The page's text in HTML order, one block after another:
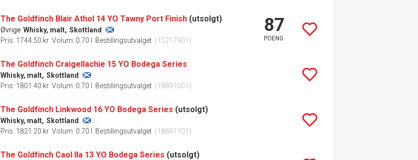
The Goldfinch Blair Athol 14 YO Tawny Port Finish (utsolgt)
Øvrige Whisky, malt, Skottland
Pris: 1744.50 kr Volum: 0.70 l Bestillingsutvalget (15217901)
87
POENG
The Goldfinch Craigellachie 15 YO Bodega Series
Whisky, malt, Skottland
Pris: 1801.40 kr Volum: 0.70 l Bestillingsutvalget (18891001)
The Goldfinch Linkwood 16 YO Bodega Series (utsolgt)
Whisky, malt, Skottland
Pris: 1821.20 kr Volum: 0.70 l Bestillingsutvalget (18891101)
The Goldfinch Caol Ila 13 YO Bodega Series (utsolgt)